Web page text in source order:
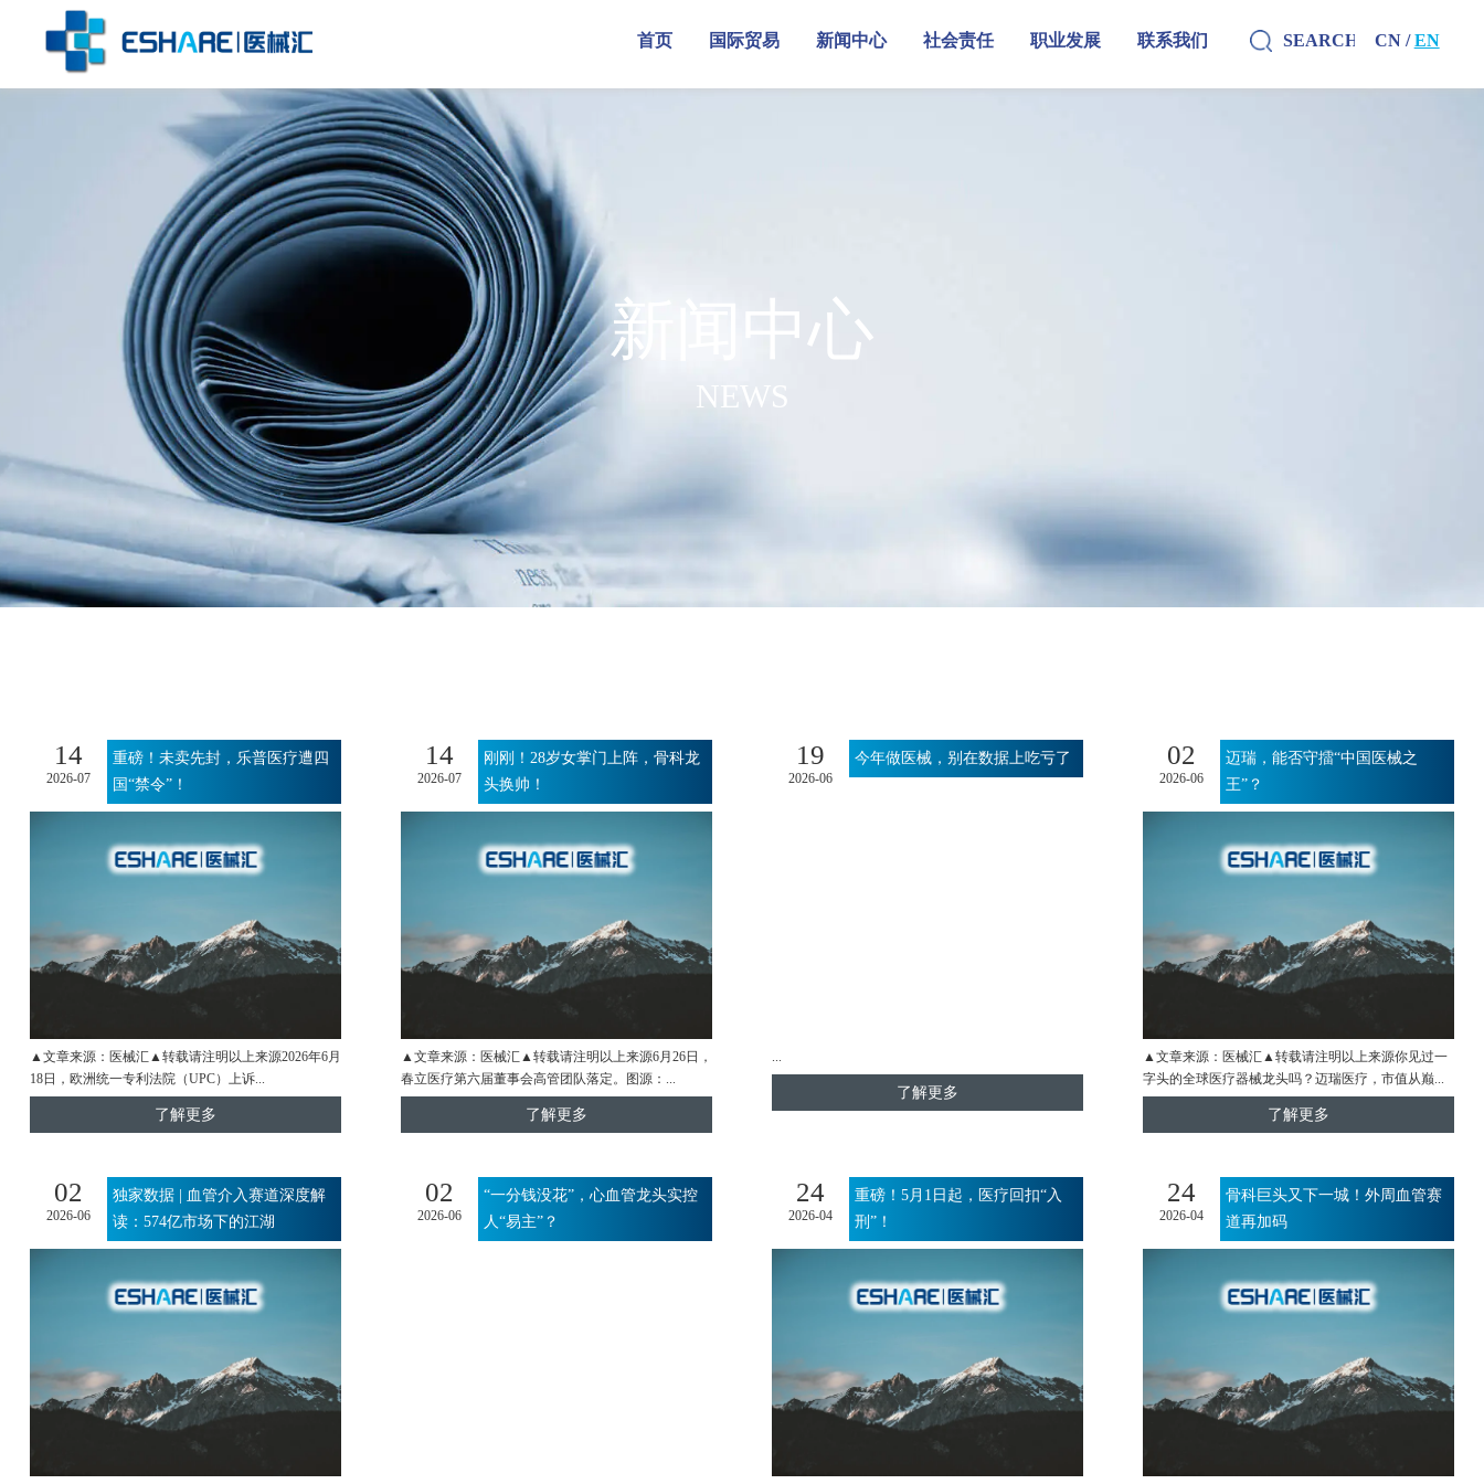
首页 国际贸易 新闻中心 社会责任 职业发展 联系我们 CN /EN
首页 国际贸易 新闻中心 社会责任 职业发展 联系我们 CN /EN
新闻中心
NEWS
14
2026-07
重磅！未卖先封，乐普医疗遭四
国“禁令”！
▲文章来源：医械汇▲转载请注明以上来源2026年6月
18日，欧洲统一专利法院（UPC）上诉...
了解更多
14
2026-07
刚刚！28岁女掌门上阵，骨科龙
头换帅！
▲文章来源：医械汇▲转载请注明以上来源6月26日，
春立医疗第六届董事会高管团队落定。图源：...
了解更多
19
2026-06
今年做医械，别在数据上吃亏了
...
了解更多
02
2026-06
迈瑞，能否守擂“中国医械之
王”？
▲文章来源：医械汇▲转载请注明以上来源你见过一
字头的全球医疗器械龙头吗？迈瑞医疗，市值从巅...
了解更多
02
2026-06
独家数据 | 血管介入赛道深度解
读：574亿市场下的江湖
02
2026-06
“一分钱没花”，心血管龙头实控
人“易主”？
24
2026-04
重磅！5月1日起，医疗回扣“入
刑”！
24
2026-04
骨科巨头又下一城！外周血管赛
道再加码